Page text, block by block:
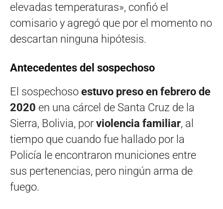
elevadas temperaturas», confió el
comisario y agregó que por el momento no
descartan ninguna hipótesis.
Antecedentes del sospechoso
El sospechoso estuvo preso en febrero de
2020 en una cárcel de Santa Cruz de la
Sierra, Bolivia, por violencia familiar, al
tiempo que cuando fue hallado por la
Policía le encontraron municiones entre
sus pertenencias, pero ningún arma de
fuego.